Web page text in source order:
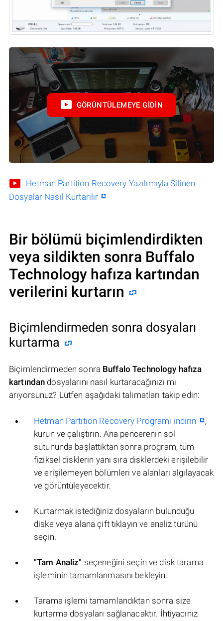
GÖRÜNTÜLEMEYE GIDIN
Hetman Partition Recovery Yazılımıyla Silinen
Dosyalar Nasıl Kurtarılır
Bir bölümü biçimlendirdikten
veya sildikten sonra Buffalo
Technology hafıza kartından
verilerini kurtarın
Biçimlendirmeden sonra dosyaları
kurtarma
Biçimlendirmeden sonra Buffalo Technology hafıza
kartından dosyalarını nasıl kurtaracağınızı mı
arıyorsunuz? Lütfen aşağıdaki talimatları takip edin:
Hetman Partition Recovery Programı indirin
,
kurun ve çalıştırın. Ana pencerenin sol
sütununda başlattıktan sonra program, tüm
fiziksel disklerin yanı sıra disklerdeki erişilebilir
ve erişilemeyen bölümleri ve alanları algılayacak
ve görüntüleyecektir.
Kurtarmak istediğiniz dosyaların bulunduğu
diske veya alana çift tıklayın ve analiz türünü
seçin.
"Tam Analiz" seçeneğini seçin ve disk tarama
işleminin tamamlanmasını bekleyin.
Tarama işlemi tamamlandıktan sonra size
kurtarma dosyaları sağlanacaktır. İhtiyacınız